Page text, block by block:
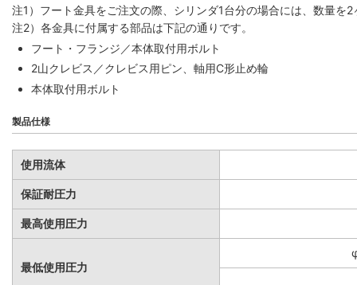
注1）フート金具をご注文の際、シリンダ1台分の場合には、数量を
注2）各金具に付属する部品は下記の通りです。
フート・フランジ／本体取付用ボルト
2山クレビス／クレビス用ピン、軸用C形止め輪
本体取付用ボルト
製品仕様
使用流体
保証耐圧力
最高使用圧力
最低使用圧力